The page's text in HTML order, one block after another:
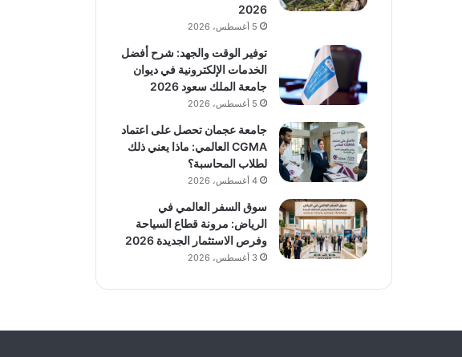
2026
5 أغسطس، 2026
توفير الوقت والجهد: شرح أفضل
الخدمات الإلكترونية في ديوان
جامعة الملك سعود 2026
5 أغسطس، 2026
جامعة عجمان تحصل على اعتماد
CGMA العالمي: ماذا يعني ذلك
لطلاب المحاسبة؟
4 أغسطس، 2026
سوق السفر العالمي في
الرياض: مرونة قطاع السياحة
وفرص الاستثمار الجديدة 2026
3 أغسطس، 2026